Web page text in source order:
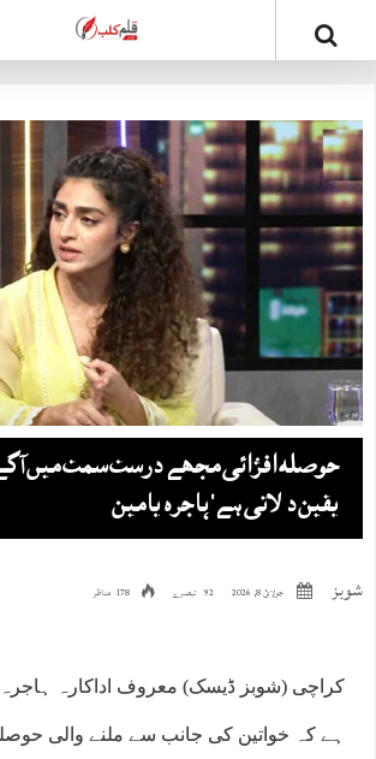
حوصلہ افزائی مجھے درست سمت میں
یقین دلاتی ہے‘ ہاجرہ یامین
شوبز جولائ 8, 2026 92 تبصرے 178 مناظر
کراچی (شوبز ڈیسک) معروف اداکارہ ہاجرہ
ہے کہ خواتین کی جانب سے ملنے والی